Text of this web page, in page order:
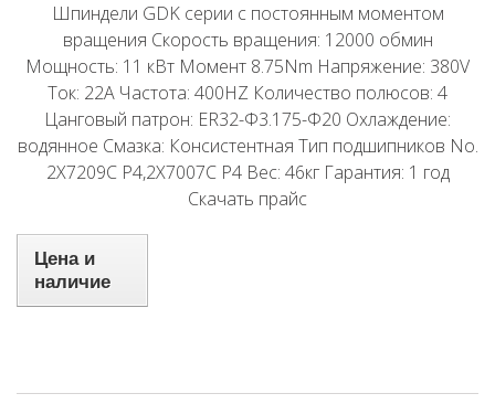
Шпиндели GDK серии с постоянным моментом
вращения Скорость вращения: 12000 обмин
Мощность: 11 кВт Момент 8.75Nm Напряжение: 380V
Ток: 22A Частота: 400HZ Количество полюсов: 4
Цанговый патрон: ER32-Φ3.175-Φ20 Охлаждение:
водянное Смазка: Консистентная Тип подшипников No.
2X7209C P4,2X7007C P4 Вес: 46кг Гарантия: 1 год
Скачать прайс
Цена и
наличие